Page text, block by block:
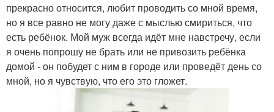
прекрасно относится, любит проводить со мной время,
но я все равно не могу даже с мыслью смириться, что
есть ребёнок. Мой муж всегда идёт мне навстречу, если
я очень попрошу не брать или не привозить ребёнка
домой - он побудет с ним в городе или проведёт день со
мной, но я чувствую, что его это гложет.